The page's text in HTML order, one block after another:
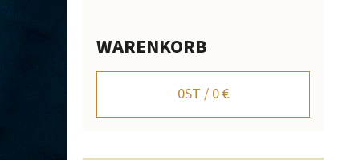
WARENKORB
0ST / 0 €
WANDHALTER FÜR HIRSCHGEWEIH MIT
BERGSILHOUETTE - VERSTELLBAR